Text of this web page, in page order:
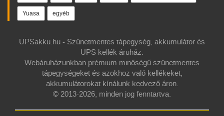
Yuasa egyéb
UPSakku.hu - Szünetmentes tápegység, akkumulátor és
UPS kellék áruház.
Webáruházunkban prémium minőségű szünetmentes
tápegységeket és azokhoz való kellékeket,
akkumulátorokat kínálunk kedvező áron.
© 2013-2026, minden jog fenntartva.